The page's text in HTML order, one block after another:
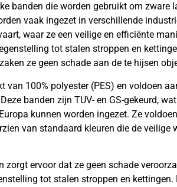
banden die worden gebruikt om zware
vaak ingezet in verschillende
waar ze een veilige en efficiënte
tot stalen stroppen en
ze geen schade aan de te hijsen
van 100% polyester (PES) en voldoen
banden zijn TUV- en GS-gekeurd,
kunnen worden ingezet. Ze
van standaard kleuren die de veilige
zorgt ervoor dat ze geen schade
tot stalen stroppen en kettingen.